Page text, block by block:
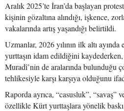
Aralık 2025’te İran’da başlayan
kişinin gözaltına alındığı, işkence,
vakalarında artış yaşandığı belirtildi.
Uzmanlar, 2026 yılının ilk altı
yurttaşın idam edildiğini
Muradî’nin de aralarında bulunduğu
tehlikesiyle karşı karşıya olduğunu
Raporda ayrıca, “casusluk”, “savaş”
özellikle Kürt yurttaşlara yönelik baskı